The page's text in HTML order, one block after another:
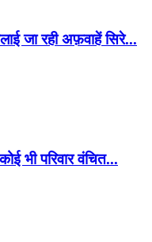
जा रही अफ़वाहें सिरे...
भी परिवार वंचित...